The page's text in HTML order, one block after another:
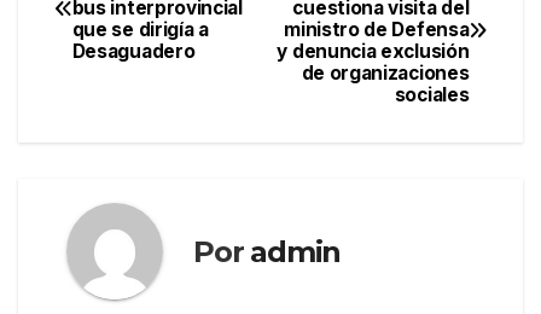
de
entradas
cuestiona visita del
ministro de Defensa
y denuncia exclusión
de organizaciones
sociales
bus interprovincial
que se dirigía a
Desaguadero
Por admin